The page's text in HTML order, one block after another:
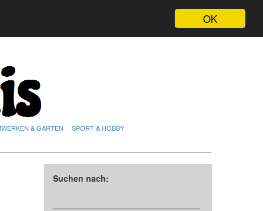
OK
& GARTEN SPORT & HOBBY
Suchen nach: